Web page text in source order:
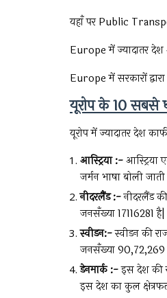
यहाँ पर Public
Europe में ज्यादातर देश
Europe में सरकारों
यूरोप के 10
यूरोप में ज्यादातर देश
आस्ट्रिया :-आस्ट्रिया
जर्मन भाषा बोली
नीदरलैंड :-नीदरलैंड
जनसँख्या 17116281 है|
स्वीडन:-स्वीडन की
जनसँख्या 90,72,269
डेनमार्क :-इस देश की
इस देश का कुल